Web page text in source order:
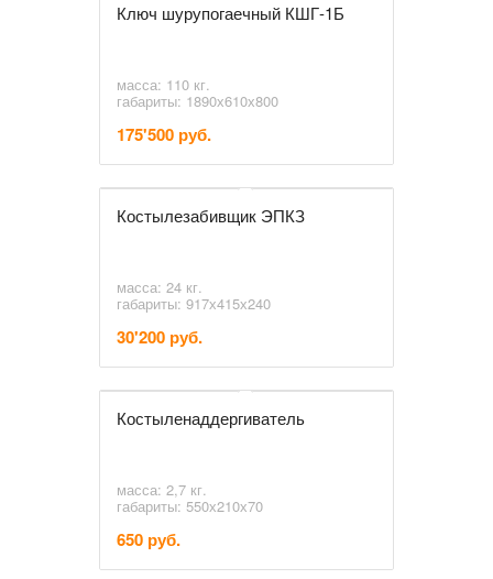
Ключ шурупогаечный КШГ-1Б
масса: 110 кг.
габариты: 1890х610х800
175'500 руб.
Костылезабивщик ЭПКЗ
масса: 24 кг.
габариты: 917х415х240
30'200 руб.
Костыленаддергиватель
масса: 2,7 кг.
габариты: 550х210х70
650 руб.